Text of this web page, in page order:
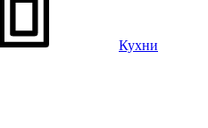
Кухни